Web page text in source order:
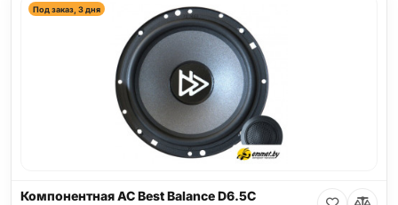
Под заказ, 3 дня
Компонентная АС Best Balance D6.5C